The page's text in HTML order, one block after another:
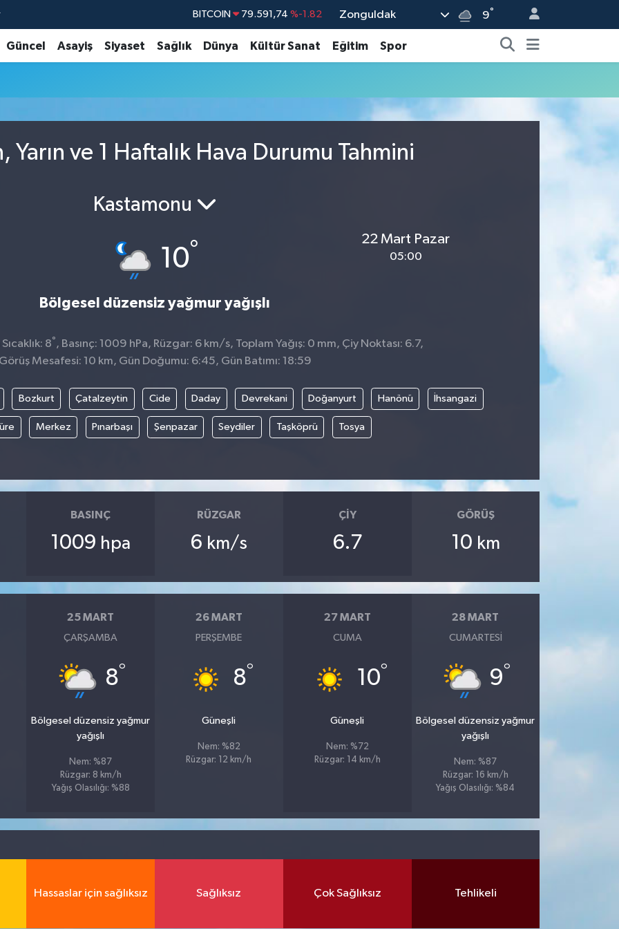
BITCOIN 79.591,74 %-1.82
DOLAR 45,43620 %0.02
EURO 53,38690 %0.19
Zonguldak 9°
Güncel Asayiş Siyaset Sağlık Dünya Kültür Sanat Eğitim Spor
Yarın ve 1 Haftalık Hava Durumu Tahmini
Kastamonu
10°
Bölgesel düzensiz yağmur yağışlı
22 Mart Pazar
05:00
8° , Basınç: 1009 hPa, Rüzgar: 6 km/s, Toplam Yağış: 0 mm, Çiy Noktası: 6.7,
Görüş Mesafesi: 10 km, Gün Doğumu: 6:45, Gün Batımı: 18:59
Bozkurt Çatalzeytin Cide Daday Devrekani Doğanyurt Hanönü İhsangazi
Merkez Pınarbaşı Şenpazar Seydiler Taşköprü Tosya
BASINÇ
1009 hpa
RÜZGAR
6 km/s
ÇIY
6.7
GÖRÜŞ
10 km
25 MART
ÇARŞAMBA
8°
Bölgesel düzensiz yağmur
yağışlı
Nem: %87
Rüzgar: 8 km/h
Yağış Olasılığı: %88
26 MART
PERŞEMBE
8°
Güneşli
Nem: %82
Rüzgar: 12 km/h
27 MART
CUMA
10°
Güneşli
Nem: %72
Rüzgar: 14 km/h
28 MART
CUMARTESI
9°
Bölgesel düzensiz yağmur
yağışlı
Nem: %87
Rüzgar: 16 km/h
Yağış Olasılığı: %84
Hassaslar için sağlıksız Sağlıksız Çok Sağlıksız Tehlikeli